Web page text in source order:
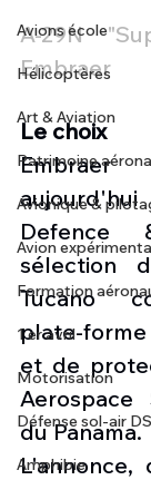
Avions école
Hélicoptères
Art & Aviation
Patrimoine
Avionique &
Avion
Formation
1 er avril
Motorisation
Défense sol-air
Amphibie
A-29N
Embraer
Le choix
Defence
sélection
Tucano
plate-
et de
Aerospace
du Panama.